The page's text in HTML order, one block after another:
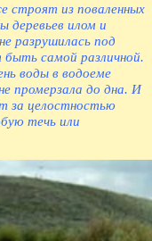
строят из поваленных
деревьев илом и
разрушилась под
самой различной.
воды в водоеме
промерзала до дна. И
за целостностью
течь или